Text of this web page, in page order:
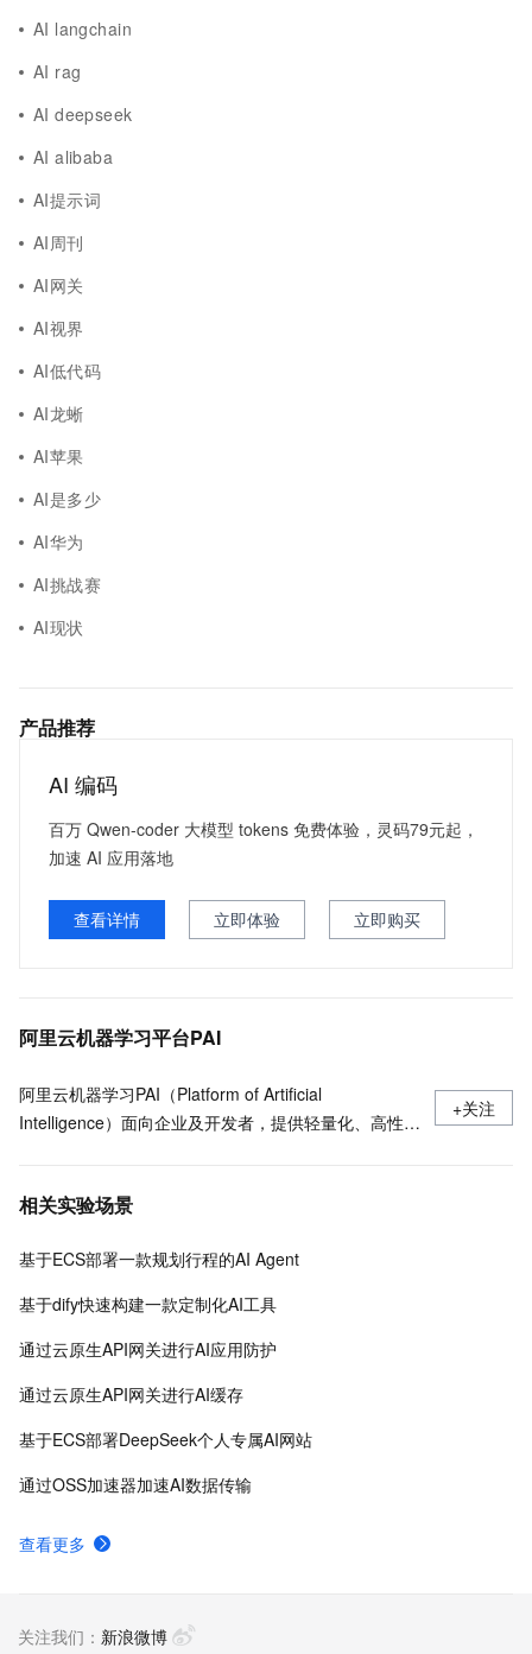
AI langchain
AI rag
AI deepseek
AI alibaba
AI提示词
AI周刊
AI网关
AI视界
AI低代码
AI龙蜥
AI苹果
AI是多少
AI华为
AI挑战赛
AI现状
产品推荐
AI 编码
百万 Qwen-coder 大模型 tokens 免费体验，灵码79元起，
加速 AI 应用落地
查看详情 立即体验 立即购买
阿里云机器学习平台PAI
阿里云机器学习PAI（Platform of Artificial
Intelligence）面向企业及开发者，提供轻量化、高性价
DSW云原生交互式建模平台、PAI-DLC云原生AI基础平
征、万亿样本规模加速训练，百余落地场景，全面提升
工程效率。
+关注
相关实验场景
基于ECS部署一款规划行程的AI Agent
基于dify快速构建一款定制化AI工具
通过云原生API网关进行AI应用防护
通过云原生API网关进行AI缓存
基于ECS部署DeepSeek个人专属AI网站
通过OSS加速器加速AI数据传输
查看更多
关注我们： 新浪微博